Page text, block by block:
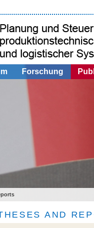
Forschung
AND